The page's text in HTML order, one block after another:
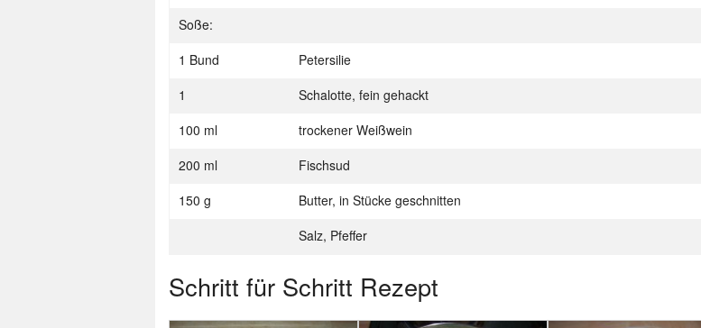
Soße:
1 Bund
Petersilie
1
Schalotte, fein gehackt
100 ml
trockener Weißwein
200 ml
Fischsud
150 g
Butter, in Stücke geschnitten
Salz, Pfeffer
Schritt für Schritt Rezept